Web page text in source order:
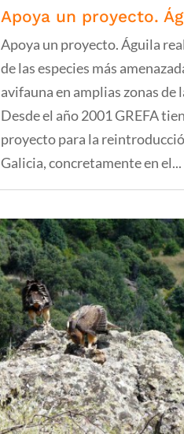
Apoya un proyecto.
Apoya un proyecto. Águila
de las especies más
avifauna en amplias zonas de
Desde el año 2001 GREFA
proyecto para la
Galicia, concretamente en el...